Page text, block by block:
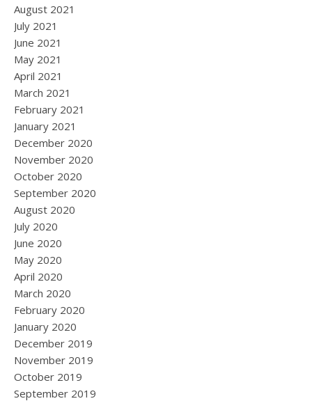
August 2021
July 2021
June 2021
May 2021
April 2021
March 2021
February 2021
January 2021
December 2020
November 2020
October 2020
September 2020
August 2020
July 2020
June 2020
May 2020
April 2020
March 2020
February 2020
January 2020
December 2019
November 2019
October 2019
September 2019